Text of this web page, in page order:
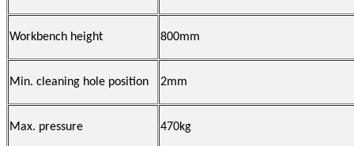
Workbench height 800mm
Min. cleaning hole position 2mm
Max. pressure 470kg